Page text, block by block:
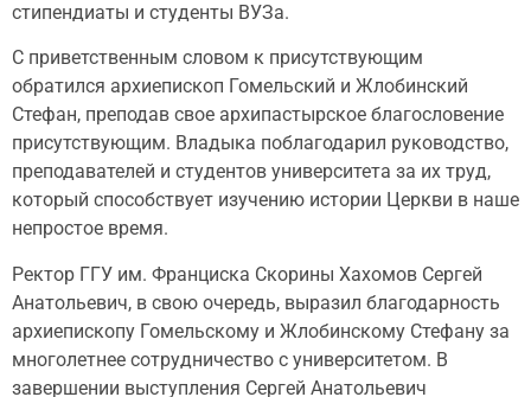
стипендиаты и студенты ВУЗа.
С приветственным словом к присутствующим
обратился архиепископ Гомельский и Жлобинский
Стефан, преподав свое архипастырское благословение
присутствующим. Владыка поблагодарил руководство,
преподавателей и студентов университета за их труд,
который способствует изучению истории Церкви в наше
непростое время.
Ректор ГГУ им. Франциска Скорины Хахомов Сергей
Анатольевич, в свою очередь, выразил благодарность
архиепископу Гомельскому и Жлобинскому Стефану за
многолетнее сотрудничество с университетом. В
завершении выступления Сергей Анатольевич